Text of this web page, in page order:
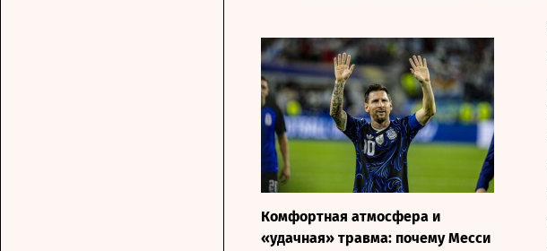
Комфортная атмосфера и
«удачная» травма: почему Месси